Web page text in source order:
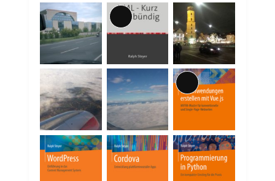
Lange
Beschreibung
Lange
Beschreibung